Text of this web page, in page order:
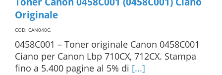
Originale
COD: CAN040C.
0458C001 – Toner originale Canon 0458C001
Ciano per Canon Lbp 710CX, 712CX. Stampa
fino a 5.400 pagine al 5% di [...]